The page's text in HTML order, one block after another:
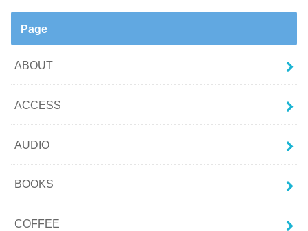
Page
ABOUT
ACCESS
AUDIO
BOOKS
COFFEE